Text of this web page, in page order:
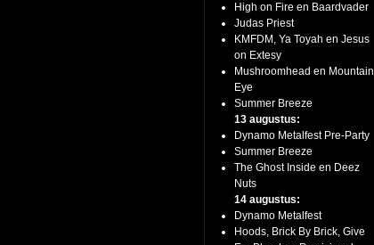
High on Fire en Baardvader
Judas Priest
KMFDM, Ya Toyah en Jesus
on Extesy
Mushroomhead en Mountain
Eye
Summer Breeze
13 augustus:
Dynamo Metalfest Pre-Party
Summer Breeze
The Ghost Inside en Deez
Nuts
14 augustus:
Dynamo Metalfest
Hoods, Brick By Brick, Give